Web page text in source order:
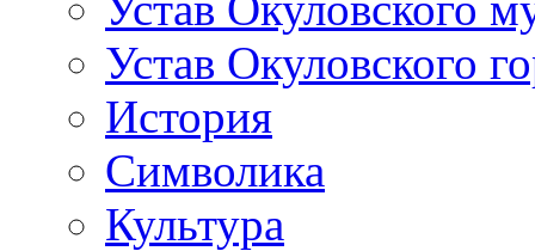
Устав Окуловского
История
Символика
Культура